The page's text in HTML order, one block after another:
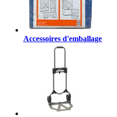
Accessoires d'emballage